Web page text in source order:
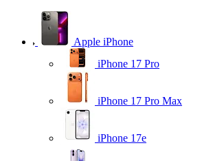
Apple iPhone
iPhone 17 Pro
iPhone 17 Pro Max
iPhone 17e